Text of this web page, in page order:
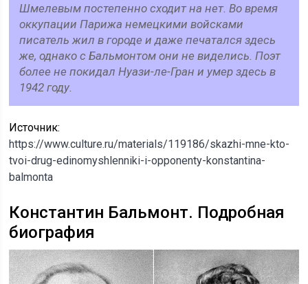
Шмелевым постепенно сходит на нет. Во время
оккупации Парижа немецкими войсками
писатель жил в городе и даже печатался здесь
же, однако с Бальмонтом они не виделись. Поэт
более не покидал Нуази-ле-Гран и умер здесь в
1942 году.
Источник:
https://www.culture.ru/materials/119186/skazhi-mne-kto-
tvoi-drug-edinomyshlenniki-i-opponenty-konstantina-
balmonta
Константин Бальмонт. Подробная
биография